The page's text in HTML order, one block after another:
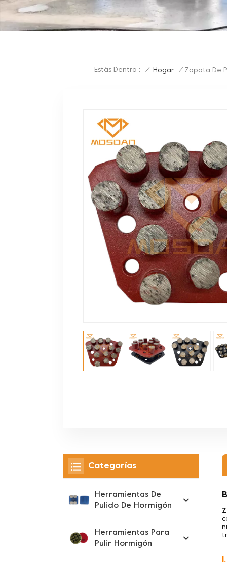
Estás Dentro : / Hogar / Zapata De
Categorías
Herramientas De
Pulido De Hormigón
Herramientas Para
Pulir Hormigón